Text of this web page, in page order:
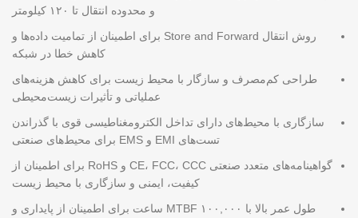
و محدوده انتقال تا ۱۲۰ کیلومتر
روش انتقال Store and Forward برای اطمینان از تمامیت داده‌ها و
کاهش خطا در شبکه
طراحی کم‌مصرف و سازگار با محیط زیست برای کاهش هزینه‌های
عملیاتی و تأثیرات زیست‌محیطی
سازگاری با محیط‌های دارای تداخل الکترومغناطیسی قوی با گذراندن
تست‌های EMI و EMS برای محیط‌های صنعتی
گواهینامه‌های متعدد صنعتی CE، FCC، CCC و RoHS برای اطمینان از
کیفیت، ایمنی و سازگاری با محیط زیست
طول عمر بالا با MTBF ۱۰۰,۰۰۰ ساعت برای اطمینان از پایداری و